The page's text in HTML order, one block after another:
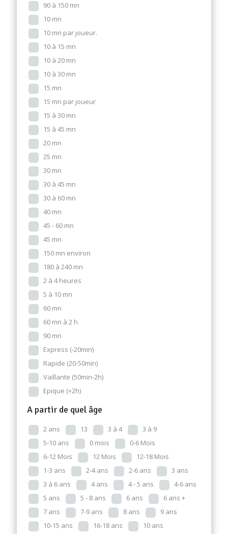
90 à 150 mn
10 mn
10 mn par joueur.
10 à 15 mn
10 à 20 mn
10 à 30 mn
15 mn
15 mn par joueur
15 à 30 mn
15 à 45 mn
20 mn
25 mn
30 mn
30 à 45 mn
30 à 60 mn
40 mn
45 - 60 mn
45 mn
150 mn environ
180 à 240 mn
2 à 4 heures
5 à 10 mn
60 mn
60 mn à 2 h
90 mn
Express (-20min)
Rapide (20-50min)
Vaillante (50min-2h)
Epique (+2h)
A partir de quel âge
2 ans 13 3 à 4
3 à 9
5-10 ans
0 mois
0-6 Mois
6-12 Mois
12 Mois
12-18 Mois
1-3 ans
2-4 ans 2-6 ans
3 ans
3 à 6 ans
4 ans 4 - 5 ans
4-6 ans
5 ans
5 - 8 ans 6 ans
6 ans +
7 ans
7-9 ans 8 ans
9 ans
10-15 ans
16-18 ans
10 ans